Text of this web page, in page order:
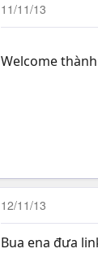
11/11/13
Welcome
12/11/13
Bua ena đưa